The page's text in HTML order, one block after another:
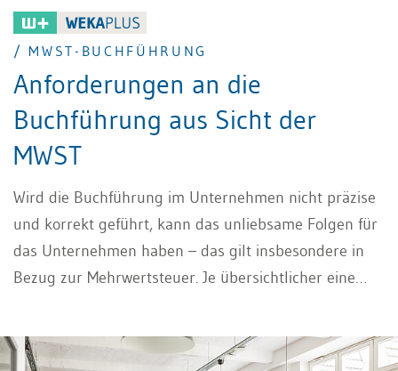
/ MWST-BUCHFÜHRUNG
Anforderungen an die
Buchführung aus Sicht der
MWST
Wird die Buchführung im Unternehmen nicht präzise
und korrekt geführt, kann das unliebsame Folgen für
das Unternehmen haben – das gilt insbesondere in
Bezug zur Mehrwertsteuer. Je übersichtlicher eine
Probleme sind zu erwarten. Nachfolgend finden Sie